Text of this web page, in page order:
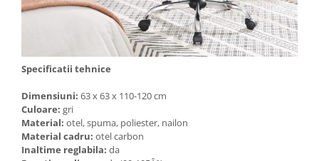
Specificatii tehnice
Dimensiuni: 63 x 63 x 110-120 cm
Culoare: gri
Material: otel, spuma, poliester, nailon
Material cadru: otel carbon
Inaltime reglabila: da